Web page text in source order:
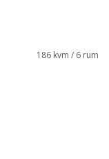
186 kvm / 6 rum